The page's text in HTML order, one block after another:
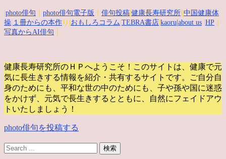
photo俳句 photo俳句電子版 俳句投稿 健康長寿研究所 中国健康体
操 １冊からの本作 り| おもしろコラム TEBRA書店 kaoru |about us HP
写真からAI俳句
健康長寿研究所のＨＰへようこそ！このサイトは、健康で元
気に長生きする情報を紹介・共有するサイトです。
ご自分自
身のためにも、平和な世の中のためにも、子や孫や国に迷惑
をかけず、元気で長生きするとともに、自然にフェイドアウ
トいたしましょう！
photo俳句を投稿する